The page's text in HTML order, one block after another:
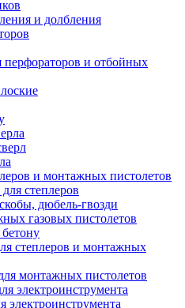
и долбления
перфораторов и отбойных
и монтажных пистолетов
степлеров
дюбель-гвозди
газовых пистолетов
степлеров и монтажных
монтажных пистолетов
электроинструмента
электроинструмента